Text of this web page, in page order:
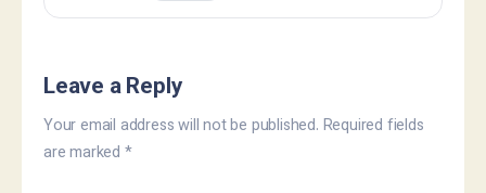
Leave a Reply
Your email address will not be published. Required fields
are marked *